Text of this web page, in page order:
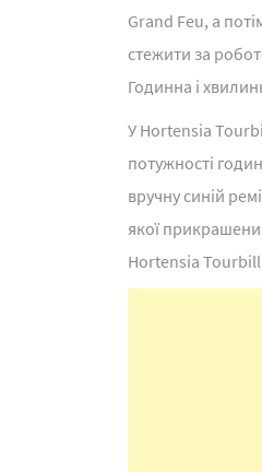
Grand Feu, а
стежити за
Годинна і
У Hortensia
потужності
вручну синій
якої
Hortensia